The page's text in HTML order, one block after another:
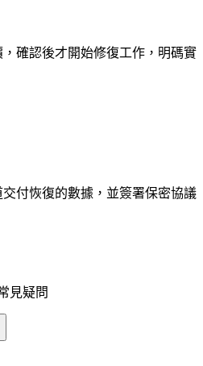
確認後才開始修復工作，明碼實
付恢復的數據，並簽署保密協議
見疑問